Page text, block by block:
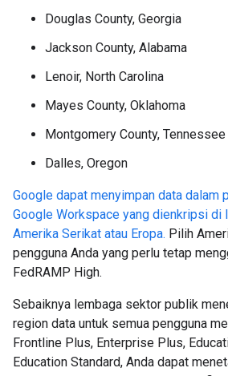
Douglas County, Georgia
Jackson County, Alabama
Lenoir, North Carolina
Mayes County, Oklahoma
Montgomery County, Tennessee
Dalles, Oregon
Google dapat menyimpan data dalam
Google Workspace yang dienkripsi di
Amerika Serikat atau Eropa. Pilih
pengguna Anda yang perlu tetap
FedRAMP High.
Sebaiknya lembaga sektor publik
region data untuk semua pengguna
Frontline Plus, Enterprise Plus,
Education Standard, Anda dapat